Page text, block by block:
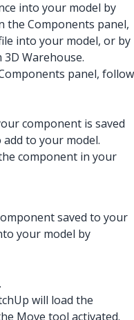
into your model by
the Components panel,
into your model, or by
Warehouse.
panel, follow
component is saved
to your model.
component in your
saved to your
your model by
will load the
Move tool activated.